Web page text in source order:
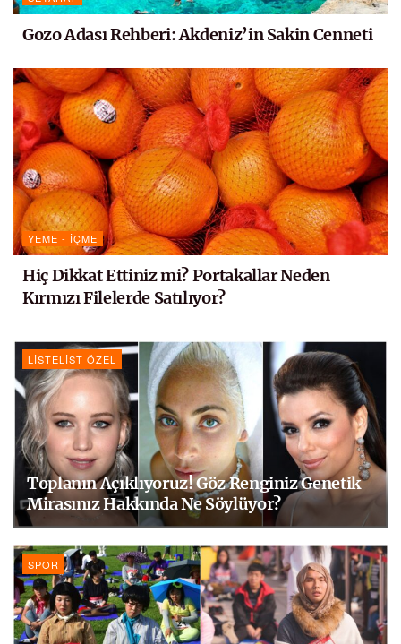
Gozo Adası Rehberi: Akdeniz’in Sakin Cenneti
YEME - İÇME
Hiç Dikkat Ettiniz mi? Portakallar Neden
Kırmızı Filelerde Satılıyor?
LISTELIST ÖZEL
Toplanın Açıklıyoruz! Göz Renginiz Genetik
Mirasınız Hakkında Ne Söylüyor?
SPOR